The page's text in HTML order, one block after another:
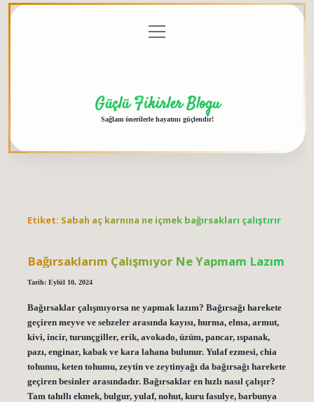
menüyü
aç
Güçlü Fikirler Blogu
Sağlam önerilerle hayatını güçlendir!
Etiket: Sabah aç karnına ne içmek bağırsakları çalıştırır
Bağırsaklarım Çalışmıyor Ne Yapmam Lazım
Tarih: Eylül 10, 2024
Bağırsaklar çalışmıyorsa ne yapmak lazım? Bağırsağı harekete
geçiren meyve ve sebzeler arasında kayısı, hurma, elma, armut,
kivi, incir, turunçgiller, erik, avokado, üzüm, pancar, ıspanak,
pazı, enginar, kabak ve kara lahana bulunur. Yulaf ezmesi, chia
tohumu, keten tohumu, zeytin ve zeytinyağı da bağırsağı harekete
geçiren besinler arasındadır. Bağırsaklar en hızlı nasıl çalışır?
Tam tahıllı ekmek, bulgur, yulaf, nohut, kuru fasulye, barbunya